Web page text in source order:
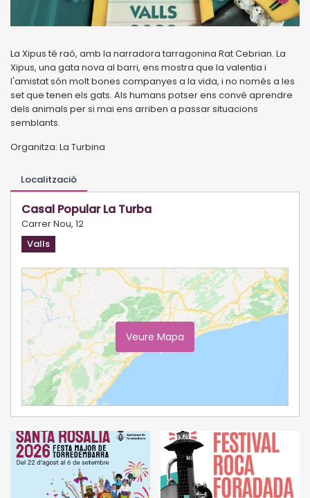
La Xipus té raó, amb la narradora tarragonina Rat Cebrian. La
Xipus, una gata nova al barri, ens mostra que la valentia i
l'amistat són molt bones companyes a la vida, i no només a les
set que tenen els gats. Als humans potser ens convé aprendre
dels animals per si mai ens arriben a passar situacions
semblants.
Organitza: La Turbina
Localització
Casal Popular La Turba
Carrer Nou, 12
Valls
Veure Mapa